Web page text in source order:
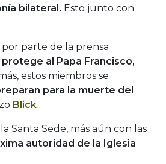
bilateral. Esto junto con
por parte de la prensa
protege al Papa Francisco,
estos miembros se
para la muerte del
Blick .
Santa Sede, más aún con las
autoridad de la Iglesia